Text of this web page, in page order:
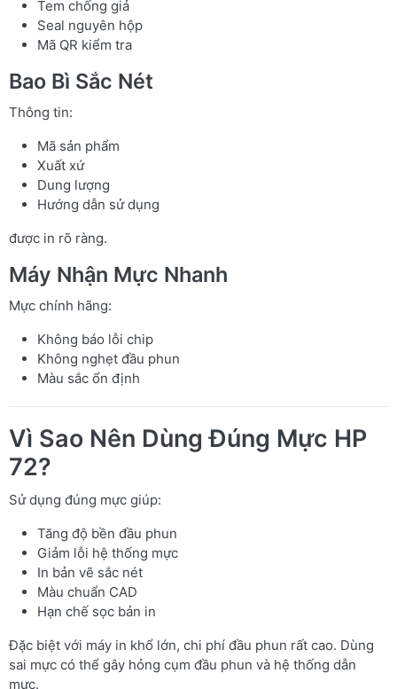
Tem chống giả
Seal nguyên hộp
Mã QR kiểm tra
Bao Bì Sắc Nét
Thông tin:
Mã sản phẩm
Xuất xứ
Dung lượng
Hướng dẫn sử dụng
được in rõ ràng.
Máy Nhận Mực Nhanh
Mực chính hãng:
Không báo lỗi chip
Không nghẹt đầu phun
Màu sắc ổn định
Vì Sao Nên Dùng Đúng Mực HP
72?
Sử dụng đúng mực giúp:
Tăng độ bền đầu phun
Giảm lỗi hệ thống mực
In bản vẽ sắc nét
Màu chuẩn CAD
Hạn chế sọc bản in
Đặc biệt với máy in khổ lớn, chi phí đầu phun rất cao. Dùng
sai mực có thể gây hỏng cụm đầu phun và hệ thống dẫn
mực.